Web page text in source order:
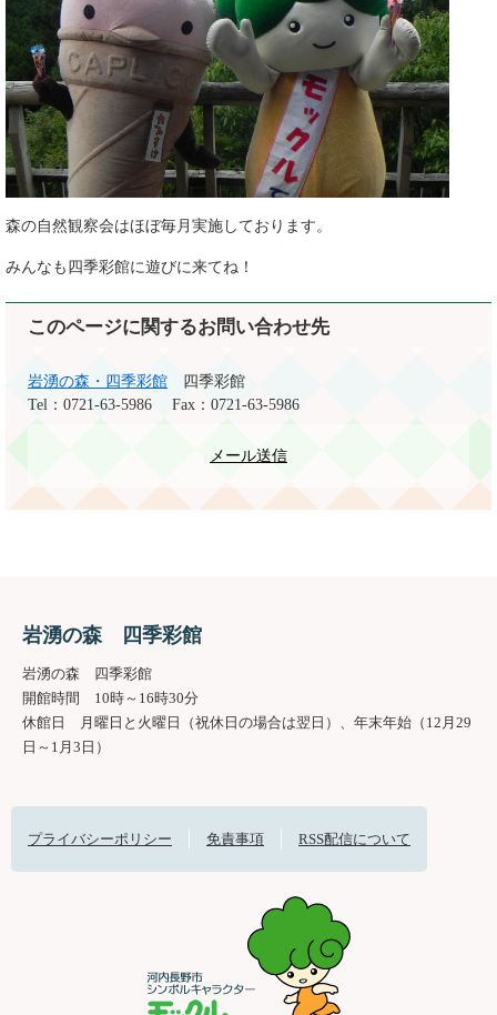
森の自然観察会はほぼ毎月実施しております。
みんなも四季彩館に遊びに来てね！
このページに関するお問い合わせ先
岩湧の森・四季彩館
四季彩館
Tel：0721-63-5986
Fax：0721-63-5986
メール送信
岩湧の森 四季彩館
岩湧の森 四季彩館
開館時間 10時～16時30分
休館日 月曜日と火曜日（祝休日の場合は翌日）、年末年始（12月29
日～1月3日）
プライバシーポリシー 免責事項 RSS配信について